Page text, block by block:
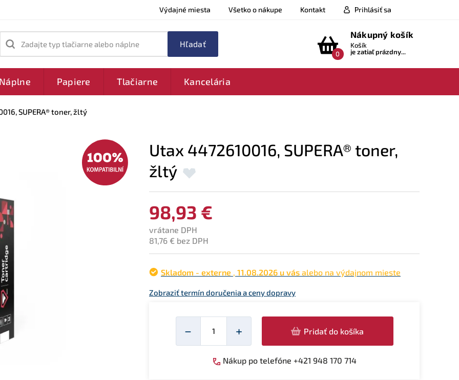
Výdajné miesta Všetko o nákupe Kontakt Prihlásiť sa
typ tlačiarne alebo náplne
0
Nákupný košík
Košík
je zatiaľ prázdny...
Papiere Tlačiarne Kancelária
SUPERA® toner, žltý
Utax 4472610016, SUPERA® toner,
žltý
98,93 €
vrátane DPH
81,76 € bez DPH
Skladom - externe 11.08.2026 u vás alebo na výdajnom mieste
Zobraziť termín doručenia a ceny dopravy
−
Množství
+ Pridať do košíka
Nákup po telefóne +421 948 170 714